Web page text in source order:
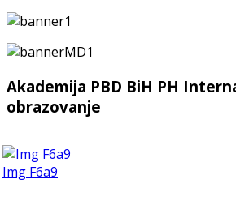
Akademija PBD BiH PH
obrazovanje
Img F6a9